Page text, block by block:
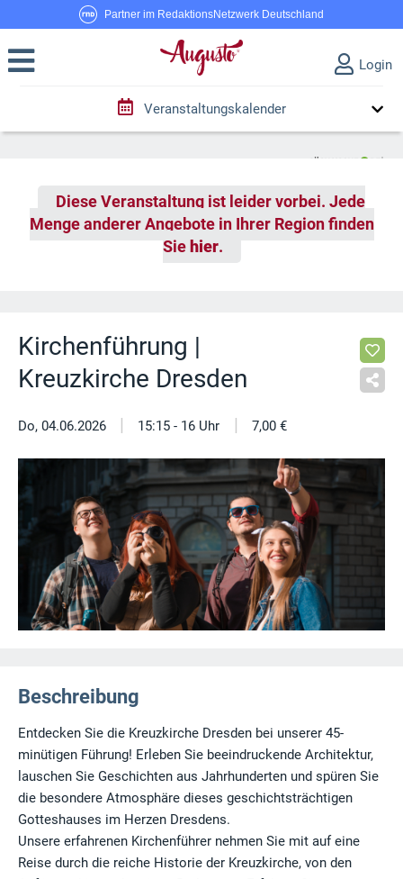
Partner im RedaktionsNetzwerk Deutschland
Login
Veranstaltungskalender
Diese Veranstaltung ist leider vorbei. Jede
Menge anderer Angebote in Ihrer Region finden
Sie hier.
Kirchenführung |
Kreuzkirche Dresden
Do, 04.06.2026 | 15:15 - 16 Uhr | 7,00 €
Beschreibung
Entdecken Sie die Kreuzkirche Dresden bei unserer 45-
minütigen Führung! Erleben Sie beeindruckende Architektur,
lauschen Sie Geschichten aus Jahrhunderten und spüren Sie
die besondere Atmosphäre dieses geschichtsträchtigen
Gotteshauses im Herzen Dresdens.
Unsere erfahrenen Kirchenführer nehmen Sie mit auf eine
Reise durch die reiche Historie der Kreuzkirche, von den